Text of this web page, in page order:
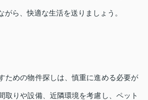
がら、快適な生活を送りましょう。
ための物件探しは、慎重に進める必要が
取りや設備、近隣環境を考慮し、ペット